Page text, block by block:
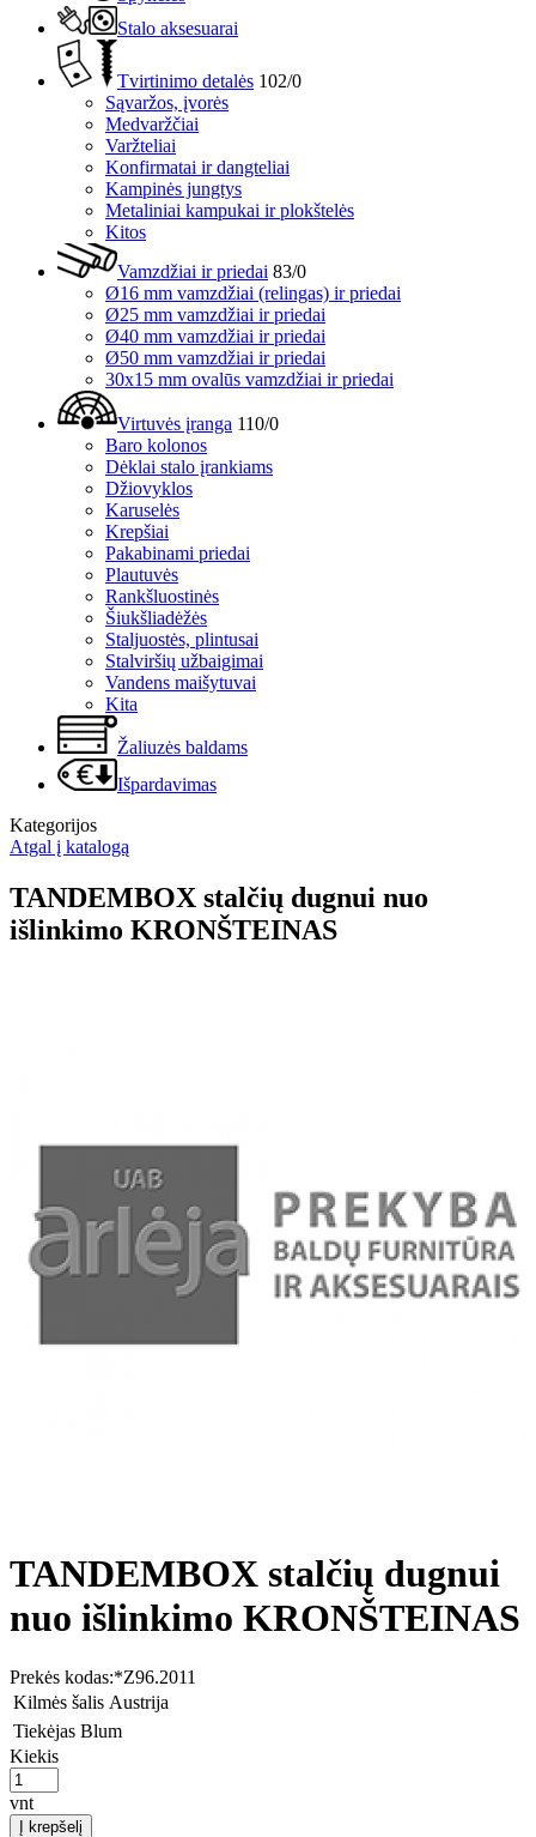
Stalo aksesuarai
Tvirtinimo detalės 102/0
Sąvaržos, įvorės
Medvaržčiai
Varžteliai
Konfirmatai ir dangteliai
Kampinės jungtys
Metaliniai kampukai ir plokštelės
Kitos
Vamzdžiai ir priedai 83/0
Ø16 mm vamzdžiai (relingas) ir priedai
Ø25 mm vamzdžiai ir priedai
Ø40 mm vamzdžiai ir priedai
Ø50 mm vamzdžiai ir priedai
30x15 mm ovalūs vamzdžiai ir priedai
Virtuvės įranga 110/0
Baro kolonos
Dėklai stalo įrankiams
Džiovyklos
Karuselės
Krepšiai
Pakabinami priedai
Plautuvės
Rankšluostinės
Šiukšliadėžės
Staljuostės, plintusai
Stalviršių užbaigimai
Vandens maišytuvai
Kita
Žaliuzės baldams
Išpardavimas
Kategorijos
Atgal į katalogą
TANDEMBOX stalčių dugnui nuo
išlinkimo KRONŠTEINAS
TANDEMBOX stalčių dugnui
nuo išlinkimo KRONŠTEINAS
Prekės kodas:*Z96.2011
Kilmės šalis Austrija
Tiekėjas Blum
Kiekis
vnt
Į krepšelį